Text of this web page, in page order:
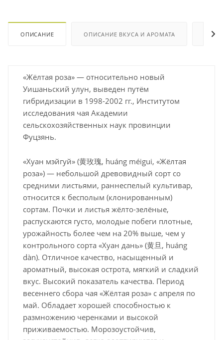
ОПИСАНИЕ ОПИСАНИЕ ВКУСА И АРОМАТА
«Жёлтая роза» — относительно новый
Уишаньский улун, выведен путём
гибридизации в 1998-2002 гг., Институтом
исследования чая Академии
сельскохозяйственных наук провинции
Фуцзянь.
«Хуан мэйгуй» (黄玫瑰, huáng méigui, «Жёлтая
роза») — небольшой древовидный сорт со
средними листьями, раннеспелый культивар,
относится к бесполым (клонированным)
сортам. Почки и листья жёлто-зелёные,
распускаются густо, молодые побеги плотные,
урожайность более чем на 20% выше, чем у
контрольного сорта «Хуан дань» (黄旦, huáng
dàn). Отличное качество, насыщенный и
ароматный, высокая острота, мягкий и сладкий
вкус. Высокий показатель качества. Период
весеннего сбора чая «Жёлтая роза» с апреля по
май. Обладает хорошей способностью к
размножению черенками и высокой
приживаемостью. Морозоустойчив,